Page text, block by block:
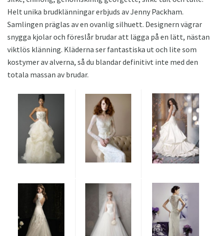
Helt unika brudklänningar erbjuds av Jenny Packham.
Samlingen präglas av en ovanlig silhuett. Designern vägrar
snygga kjolar och föreslår brudar att lägga på en lätt, nästan
viktlös klänning. Kläderna ser fantastiska ut och lite som
kostymer av alverna, så du blandar definitivt inte med den
totala massan av brudar.